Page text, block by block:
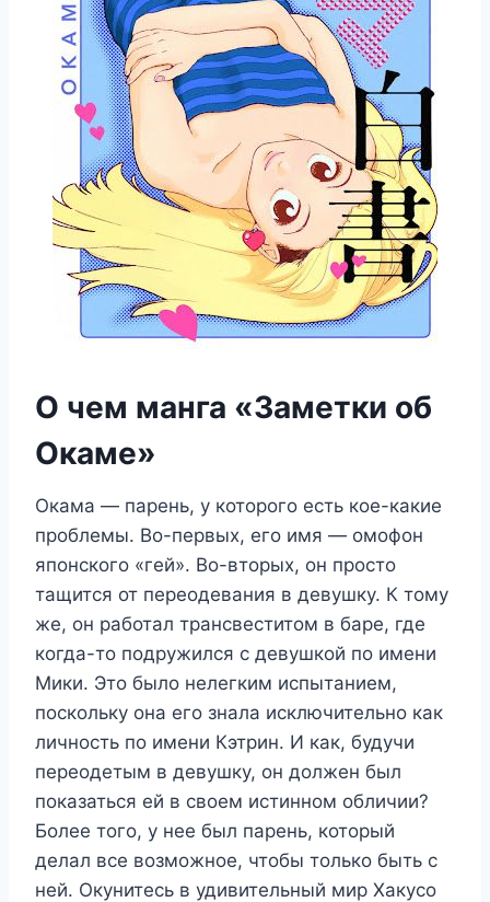
О чем манга «Заметки об
Окаме»
Окама — парень, у которого есть кое-какие
проблемы. Во-первых, его имя — омофон
японского «гей». Во-вторых, он просто
тащится от переодевания в девушку. К тому
же, он работал трансвеститом в баре, где
когда-то подружился с девушкой по имени
Мики. Это было нелегким испытанием,
поскольку она его знала исключительно как
личность по имени Кэтрин. И как, будучи
переодетым в девушку, он должен был
показаться ей в своем истинном обличии?
Более того, у нее был парень, который
делал все возможное, чтобы только быть с
ней. Окунитесь в удивительный мир Хакусо